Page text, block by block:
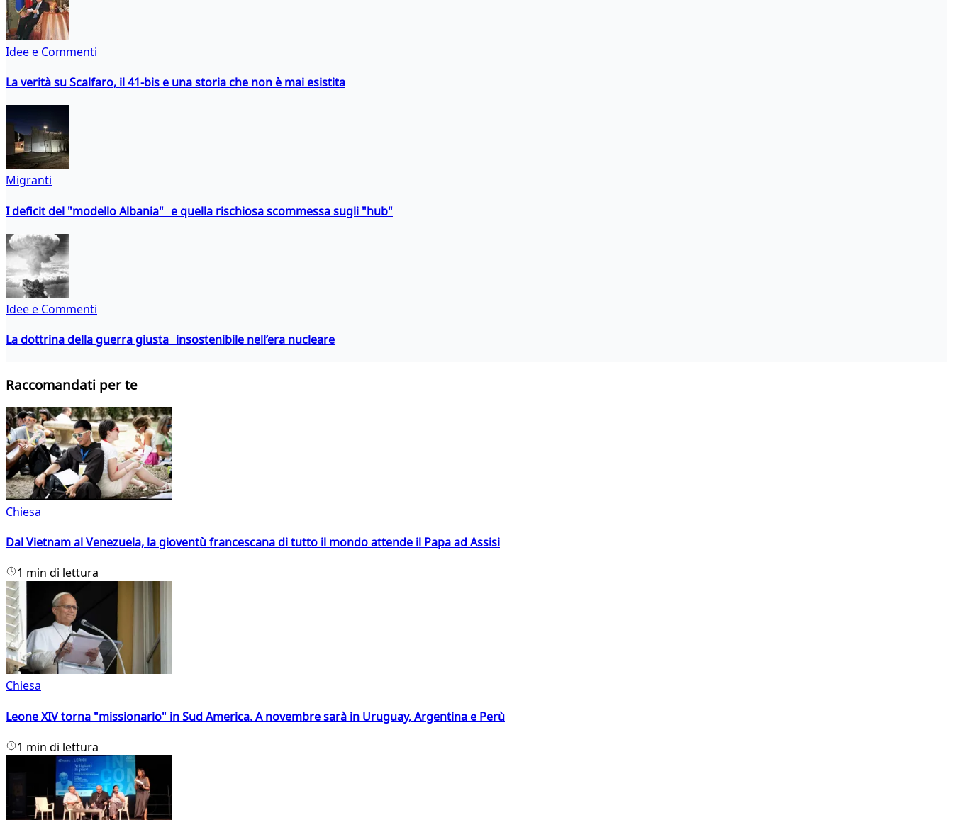
Idee e Commenti
La verità su Scalfaro, il 41-bis e una storia che non è mai esistita
Migranti
I deficit del "modello Albania" e quella rischiosa scommessa sugli "hub"
Idee e Commenti
La dottrina della guerra giusta insostenibile nell’era nucleare
Raccomandati per te
Chiesa
Dal Vietnam al Venezuela, la gioventù francescana di tutto il mondo attende il Papa ad Assisi
1 min di lettura
Chiesa
Leone XIV torna "missionario" in Sud America. A novembre sarà in Uruguay, Argentina e Perù
1 min di lettura